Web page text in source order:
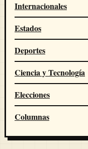
Internacionales
Estados
Deportes
Ciencia y Tecnología
Elecciones
Columnas